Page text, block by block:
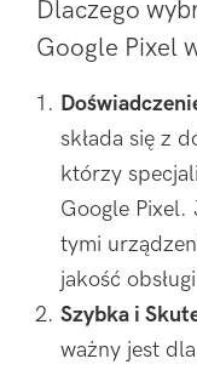
Dlaczego
Google Pixel
składa się z
którzy
Google Pixel.
tymi
jakość
Szybka i
ważny jest